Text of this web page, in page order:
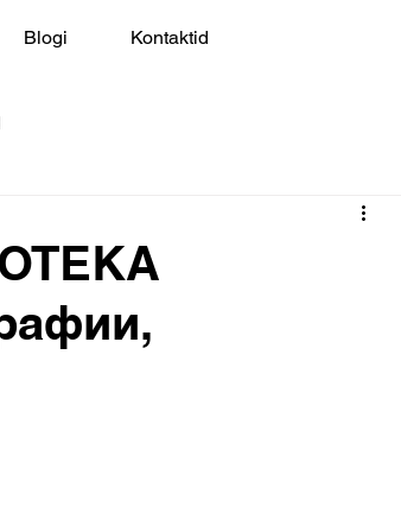
Blogi Kontaktid